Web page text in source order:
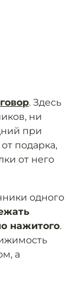
. Здесь
ни
при
подарка,
от него
одного
нажитого.
а